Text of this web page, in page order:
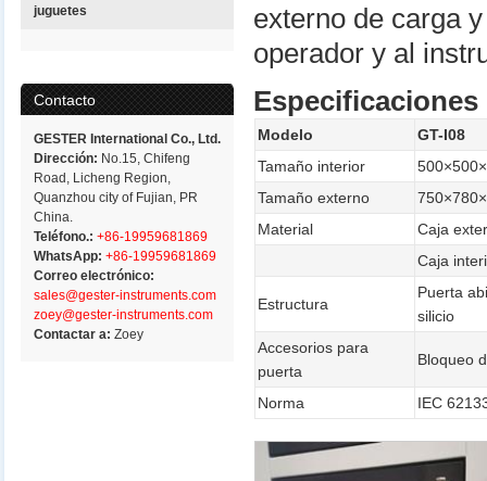
juguetes
Contacto
GESTER International Co., Ltd.
Dirección: No.15, Chifeng
Road, Licheng Region,
Quanzhou city of Fujian, PR
China.
Teléfono.: +86-19959681869
WhatsApp: +86-19959681869
Correo electrónico:
sales@gester-instruments.com
zoey@gester-instruments.com
Contactar a:Zoey
externo de carga
operador y al
Modelo
GT-I08
Tamaño interior
Tamaño externo
Material
Caja
Caja
Estructura
Puerta
silicio
Accesorios para
puerta
Bloqueo
Norma IEC